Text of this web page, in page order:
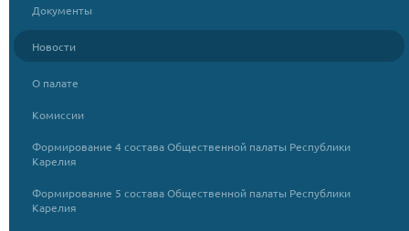
Документы
Новости
О палате
Комиссии
Формирование 4 состава Общественной палаты Республики
Карелия
Формирование 5 состава Общественной палаты Республики
Карелия